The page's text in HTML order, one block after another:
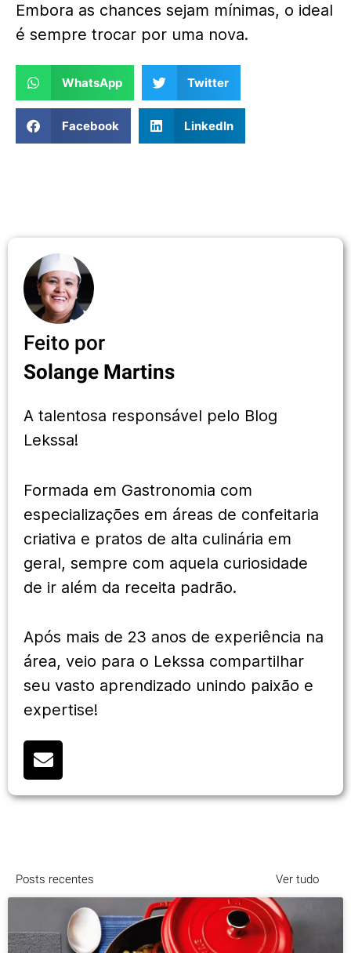
Embora as chances sejam mínimas, o ideal
é sempre trocar por uma nova.
WhatsApp Twitter
Facebook LinkedIn
Feito por
Solange Martins
A talentosa responsável pelo Blog
Lekssa!
Formada em Gastronomia com
especializações em áreas de confeitaria
criativa e pratos de alta culinária em
geral, sempre com aquela curiosidade
de ir além da receita padrão.
Após mais de 23 anos de experiência na
área, veio para o Lekssa compartilhar
seu vasto aprendizado unindo paixão e
expertise!
Posts recentes Ver tudo